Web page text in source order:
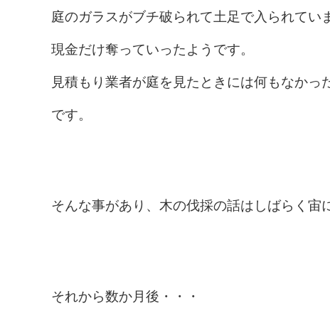
庭のガラスがブチ破られて土足で入られてい
現金だけ奪っていったようです。
見積もり業者が庭を見たときには何もなか
です。
そんな事があり、木の伐採の話はしばらく宙
それから数か月後・・・